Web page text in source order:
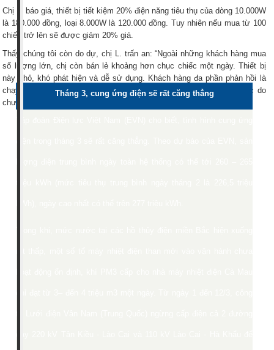
Chị L. báo giá, thiết bị tiết kiệm 20% điện năng tiêu thụ của dòng 10.000W
là 180.000 đồng, loại 8.000W là 120.000 đồng. Tuy nhiên nếu mua từ 100
chiếc trở lên sẽ được giảm 20% giá.
Thấy chúng tôi còn do dự, chị L. trấn an: “Ngoài những khách hàng mua
số lượng lớn, chị còn bán lẻ khoảng hơn chục chiếc một ngày. Thiết bị
này nhỏ, khó phát hiện và dễ sử dụng. Khách hàng đa phần phản hồi là
chạy tốt, chỉ cá biệt một vài trường nói không có tác dụng gì, chắc do
chưa được hướng dẫn sử dụng trước khi dùng!”.
Tháng 3, cung ứng điện sẽ rất căng thẳng